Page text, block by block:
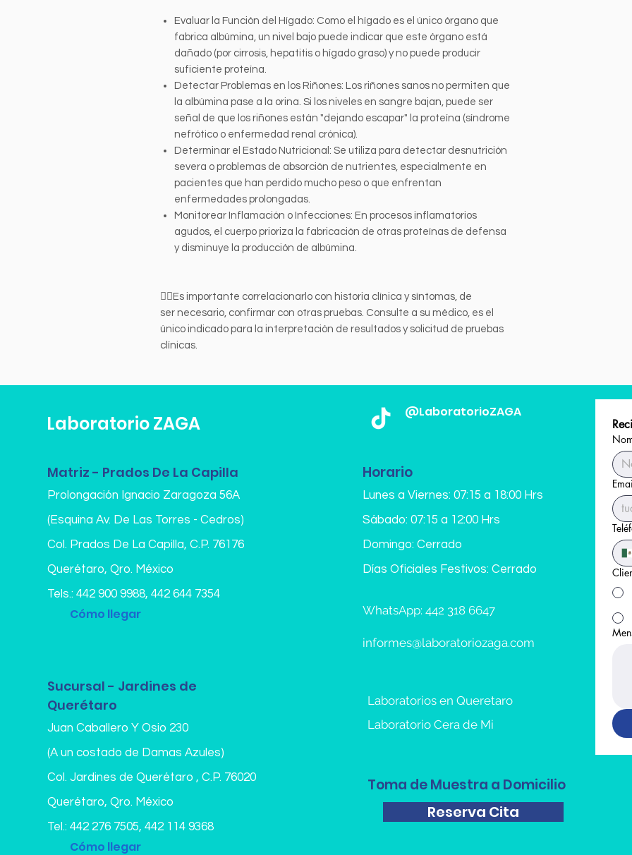
Evaluar la Función del Hígado: Como el hígado es el único órgano que
fabrica albúmina, un nivel bajo puede indicar que este órgano está
dañado (por cirrosis, hepatitis o hígado graso) y no puede producir
suficiente proteína.
Detectar Problemas en los Riñones: Los riñones sanos no permiten que
la albúmina pase a la orina. Si los niveles en sangre bajan, puede ser
señal de que los riñones están "dejando escapar" la proteína (síndrome
nefrótico o enfermedad renal crónica).
Determinar el Estado Nutricional: Se utiliza para detectar desnutrición
severa o problemas de absorción de nutrientes, especialmente en
pacientes que han perdido mucho peso o que enfrentan
enfermedades prolongadas.
Monitorear Inflamación o Infecciones: En procesos inflamatorios
agudos, el cuerpo prioriza la fabricación de otras proteínas de defensa
y disminuye la producción de albúmina.
👩‍⚕️Es importante correlacionarlo con historia clínica y síntomas, de
ser necesario, confirmar con otras pruebas. Consulte a su médico, es el
único indicado para la interpretación de resultados y solicitud de pruebas
clínicas.
Laboratorio ZAGA
Matriz - Prados De La Capilla
Prolongación Ignacio Zaragoza 56A
(Esquina Av. De Las Torres - Cedros)
Col. Prados De La Capilla, C.P. 76176
Querétaro, Qro. México
Tels.: 442 900 9988, 442 644 7354
Cómo llegar
Sucursal - Jardines de
Querétaro
Juan Caballero Y Osio 230
(A un costado de Damas Azules)
Col. Jardines de Querétaro , C.P. 76020
Querétaro, Qro. México
Tel.: 442 276 7505, 442 114 9368
Cómo llegar
Horario
Lunes a Viernes: 07:15 a 18:00 Hrs
Sábado: 07:15 a 12:00 Hrs
Domingo: Cerrado
Días Oficiales Festivos: Cerrado
WhatsApp: 442 318 6647
informes@laboratoriozaga.com
Laboratorios en Queretaro
Laboratorio Cera de Mi
Toma de Muestra a Domicilio
Reserva Cita
@LaboratorioZAGA